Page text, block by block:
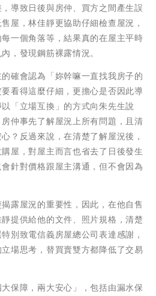
導致日後與房仲、買方之間產生誤
屋，林佳靜更協助仔細檢查屋況，
一個角落等，結果真的在屋主平時
，發現鋼筋裸露情況。
確會認為「妳幹嘛一直找我房子的
看得這麼仔細，更擔心是否因此導
「立場互換」的方式向朱先生說
仲事先了解屋況上所有問題，且清
？反過來說，在清楚了解屋況後，
屋，對屋主而言也省去了日後發生
針對價格跟屋主溝通，但不會因為
露屋況的重要性，因此，在他自售
提供給他的文件、照片規格，清楚
別致電信義房屋總公司表達感謝，
場思考，替買賣雙方都降低了交易
保障，兩大安心」，包括由漏水保